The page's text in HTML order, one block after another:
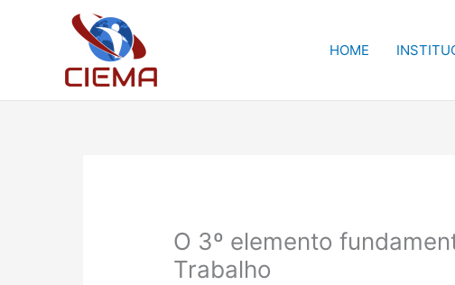
HOME
O 3º elemento
Trabalho